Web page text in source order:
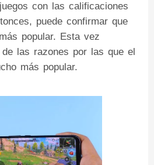
con las calificaciones
puede confirmar que
popular. Esta vez
las razones por las que el
más popular.